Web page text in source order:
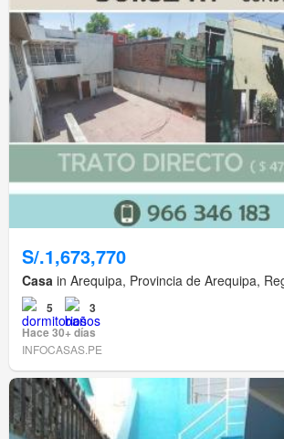
S/.1,673,770
Casa in Arequipa, Provincia de Arequipa,
5
3
Hace 30+ días
INFOCASAS.PE